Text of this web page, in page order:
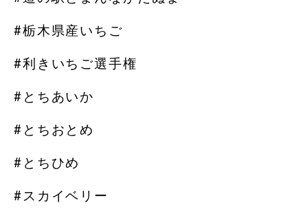
#栃木県産いちご
#利きいちご選手権
#とちあいか
#とちおとめ
#とちひめ
#スカイベリー